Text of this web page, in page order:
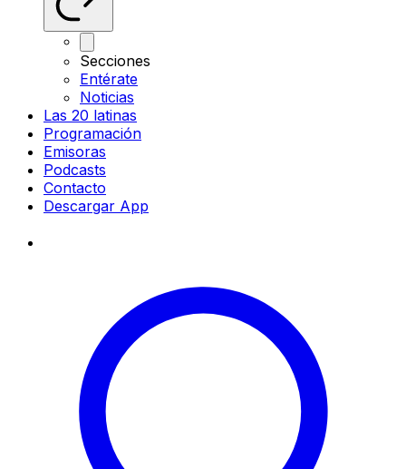
Secciones
Entérate
Noticias
Las 20 latinas
Programación
Emisoras
Podcasts
Contacto
Descargar App